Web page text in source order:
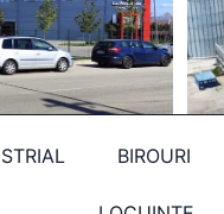
BIROURI